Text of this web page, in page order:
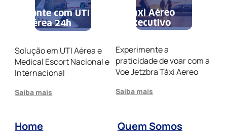
Conte com UTI
Aérea 24h
Solução em UTI Aérea e
Medical Escort Nacional e
Internacional
Saiba mais
Táxi Aéreo
Executivo
Experimente a
praticidade de voar com a
Voe Jetzbra Táxi Aereo
Saiba mais
Home
Quem Somos